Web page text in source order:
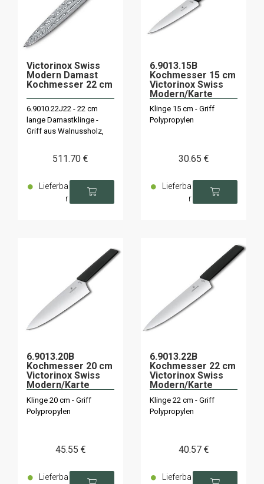
Victorinox Swiss
Modern Damast
Kochmesser 22 cm
6.9010.22J22 - 22 cm
lange Damastklinge -
Griff aus Walnussholz,
1884 Exemplaren.
511.70 €
Lieferba
r
6.9013.15B
Kochmesser 15 cm
Victorinox Swiss
Modern/Karte
Klinge 15 cm - Griff
Polypropylen
30.65 €
Lieferba
r
6.9013.20B
Kochmesser 20 cm
Victorinox Swiss
Modern/Karte
Klinge 20 cm - Griff
Polypropylen
45.55 €
Lieferba
6.9013.22B
Kochmesser 22 cm
Victorinox Swiss
Modern/Karte
Klinge 22 cm - Griff
Polypropylen
40.57 €
Lieferba